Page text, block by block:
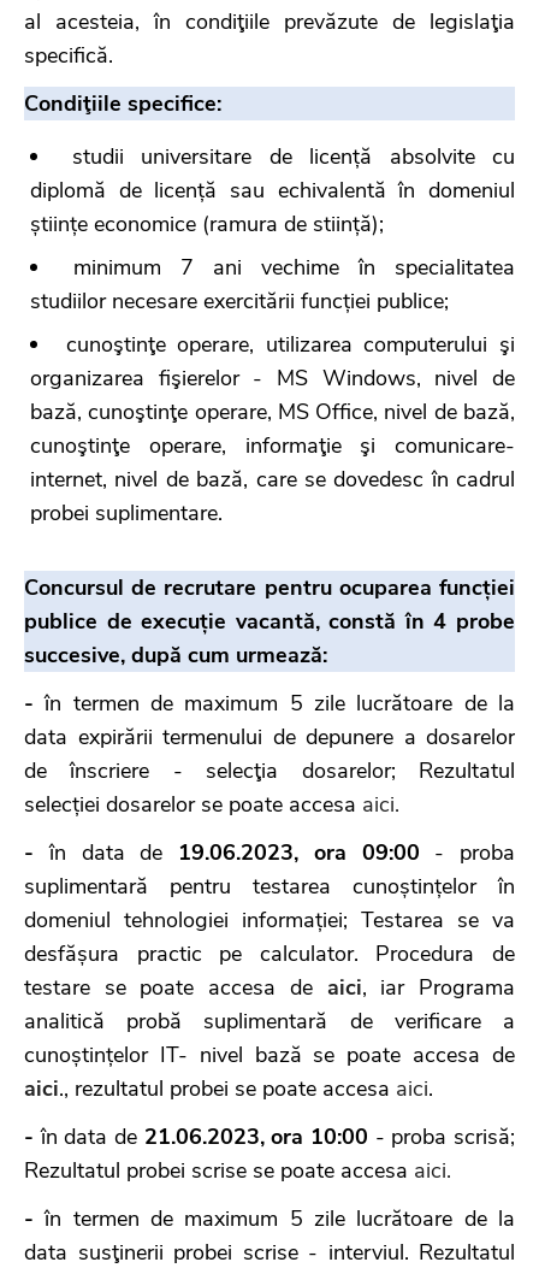
al acesteia, în condiţiile prevăzute de legislaţia
specifică.
Condiţiile specifice:
studii universitare de licență absolvite cu
diplomă de licență sau echivalentă în domeniul
științe economice (ramura de stiință);
minimum 7 ani vechime în specialitatea
studiilor necesare exercitării funcției publice;
cunoştinţe operare, utilizarea computerului şi
organizarea fişierelor - MS Windows, nivel de
bază, cunoştinţe operare, MS Office, nivel de bază,
cunoştinţe operare, informaţie şi comunicare-
internet, nivel de bază, care se dovedesc în cadrul
probei suplimentare.
Concursul de recrutare pentru ocuparea funcției
publice de execuție vacantă, constă în 4 probe
succesive, după cum urmează:
-în termen de maximum 5 zile lucrătoare de la
data expirării termenului de depunere a dosarelor
de înscriere - selecţia dosarelor; Rezultatul
selecției dosarelor se poate accesa aici.
-în data de 19.06.2023, ora 09:00 - proba
suplimentară pentru testarea cunoștințelor în
domeniul tehnologiei informației; Testarea se va
desfășura practic pe calculator. Procedura de
testare se poate accesa de aici, iar Programa
analitică probă suplimentară de verificare a
cunoștințelor IT- nivel bază se poate accesa de
aici., rezultatul probei se poate accesa aici.
-în data de 21.06.2023, ora 10:00 - proba scrisă;
Rezultatul probei scrise se poate accesa aici.
-în termen de maximum 5 zile lucrătoare de la
data susţinerii probei scrise - interviul. Rezultatul